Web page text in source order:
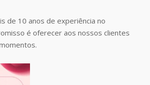
de 10 anos de experiência no
é oferecer aos nossos clientes